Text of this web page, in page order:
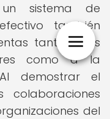
sistema de
también
tanto a los
como a la
demostrar el
del